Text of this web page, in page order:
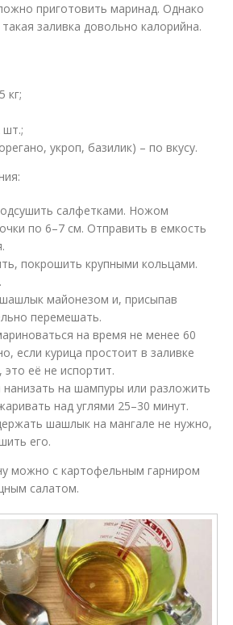
приготовить маринад. Однако
заливка довольно калорийна.
кг;
шт.;
укроп, базилик) – по вкусу.
салфетками. Ножом
по 6–7 см. Отправить в емкость
покрошить крупными кольцами.
майонезом и, присыпав
перемешать.
на время не менее 60
если курица простоит в заливке
это её не испортит.
нанизать на шампуры или разложить
над углями 25–30 минут.
шашлык на мангале не нужно,
его.
можно с картофельным гарниром
салатом.